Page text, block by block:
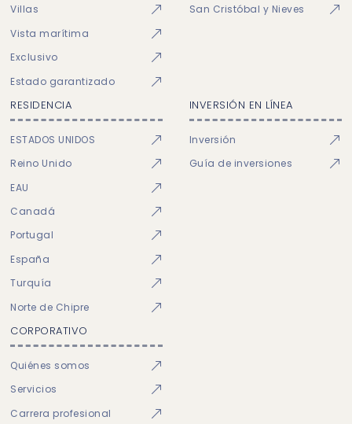
Villas
Vista marítima
Exclusivo
Estado garantizado
San Cristóbal y Nieves
RESIDENCIA
ESTADOS UNIDOS
Reino Unido
EAU
Canadá
Portugal
España
Turquía
Norte de Chipre
INVERSIÓN EN LÍNEA
Inversión
Guía de inversiones
CORPORATIVO
Quiénes somos
Servicios
Carrera profesional